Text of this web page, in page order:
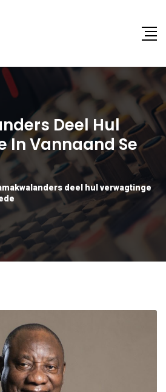
Deel Hul
In Vannaand Se
deel hul verwagtinge